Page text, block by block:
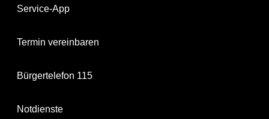
Service-App
Termin vereinbaren
Bürgertelefon 115
Notdienste